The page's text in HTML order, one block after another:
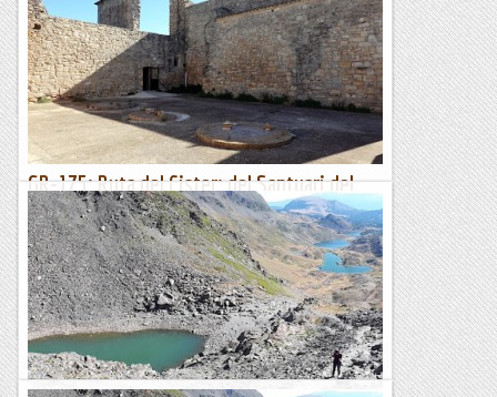
Fa tres anys vam tenir ocasió d'anar a la Serra Brisa amb en
Pol Galitó que ens va ensenyar els indrets que va fotografiar
en Robert Capa en l0fesinva republicana en el...
Excursions del Joan Ramon
GR-175: Ruta del Cister: del Santuari del
Tallat a Vallbona de les Monges (798 m)
Dissabte 23 d’octubre de 2021Hora de sortida: Set del matí.
Ubicació: Comarca de l’Urgell. Temps aproximat: 3 h (9,4
km) Desnivell: 38 m (acumulat) ...
Maifemcim.cat